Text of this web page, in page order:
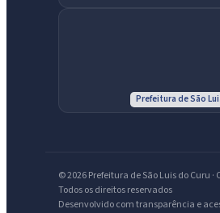
Prefeitura de São
© 2026 Prefeitura de São Luis do Curu ·
Todos os direitos reservados
Desenvolvido com transparência e
Olá. Pergunte sobre serviços,